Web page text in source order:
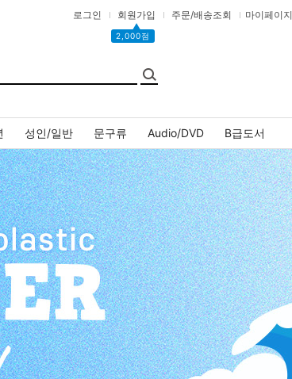
로그인 회원가입
▲
2,000점
주문/배송조회 마이페이지
성인/일반 문구류 Audio/DVD B급도서